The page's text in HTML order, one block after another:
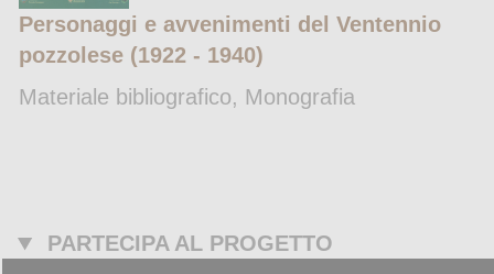
Personaggi e avvenimenti del Ventennio
pozzolese (1922 - 1940)
Materiale bibliografico, Monografia
PARTECIPA AL PROGETTO